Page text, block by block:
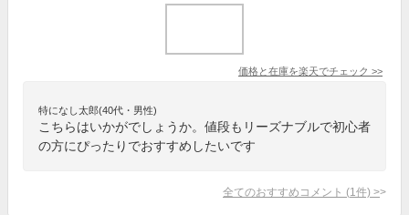
価格と在庫を楽天でチェック >>
特になし太郎(40代・男性)
こちらはいかがでしょうか。値段もリーズナブルで初心者
の方にぴったりでおすすめしたいです
全てのおすすめコメント (1 件) >